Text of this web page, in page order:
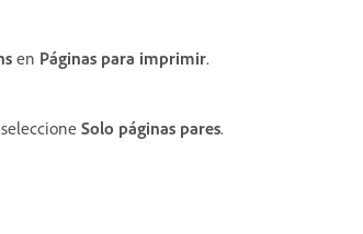
en Páginas para imprimir.
Solo páginas pares.